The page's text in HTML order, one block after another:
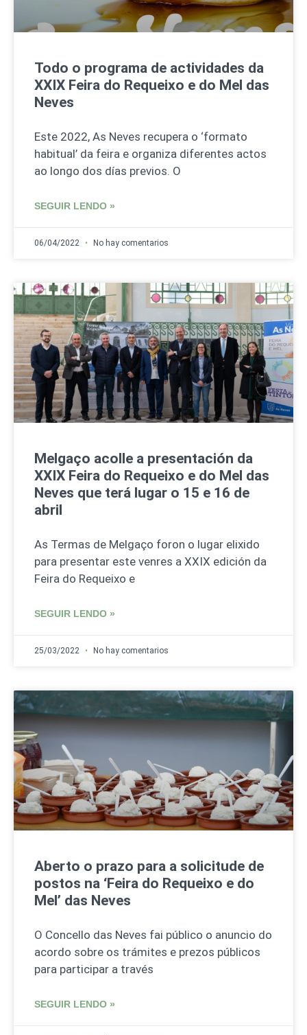
Todo o programa de actividades da
XXIX Feira do Requeixo e do Mel das
Neves
Este 2022, As Neves recupera o ‘formato
habitual’ da feira e organiza diferentes actos
ao longo dos días previos. O
SEGUIR LENDO »
06/04/2022 No hay comentarios
Melgaço acolle a presentación da
XXIX Feira do Requeixo e do Mel das
Neves que terá lugar o 15 e 16 de
abril
As Termas de Melgaço foron o lugar elixido
para presentar este venres a XXIX edición da
Feira do Requeixo e
SEGUIR LENDO »
25/03/2022 No hay comentarios
Aberto o prazo para a solicitude de
postos na ‘Feira do Requeixo e do
Mel’ das Neves
O Concello das Neves fai público o anuncio do
acordo sobre os trámites e prezos públicos
para participar a través
SEGUIR LENDO »